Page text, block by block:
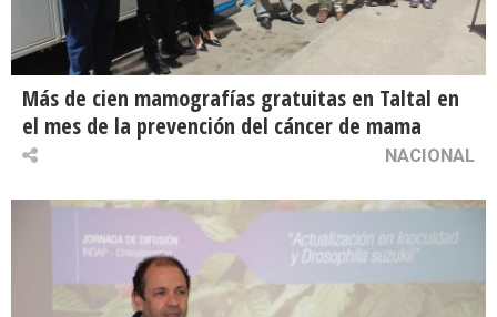
Más de cien mamografías gratuitas en Taltal en
el mes de la prevención del cáncer de mama
NACIONAL